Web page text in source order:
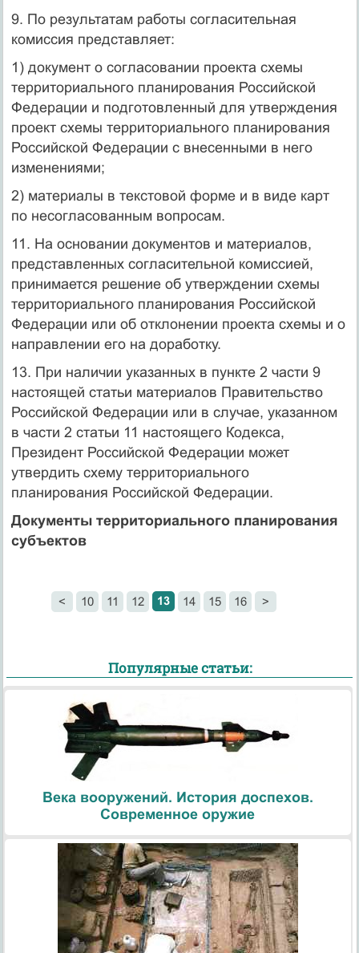
9. По результатам работы согласительная
комиссия представляет:
1) документ о согласовании проекта схемы
территориального планирования Российской
Федерации и подготовленный для утверждения
проект схемы территориального планирования
Российской Федерации с внесенными в него
изменениями;
2) материалы в текстовой форме и в виде карт
по несогласованным вопросам.
11. На основании документов и материалов,
представленных согласительной комиссией,
принимается решение об утверждении схемы
территориального планирования Российской
Федерации или об отклонении проекта схемы и о
направлении его на доработку.
13. При наличии указанных в пункте 2 части 9
настоящей статьи материалов Правительство
Российской Федерации или в случае, указанном
в части 2 статьи 11 настоящего Кодекса,
Президент Российской Федерации может
утвердить схему территориального
планирования Российской Федерации.
Документы территориального планирования
субъектов
< 10 11 12 13 14 15 16 >
Популярные статьи:
Века вооружений. История доспехов.
Современное оружие